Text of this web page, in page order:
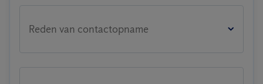
Reden van contactopname